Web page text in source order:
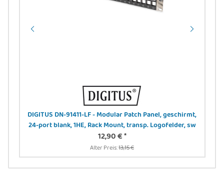
DIGITUS DN-91411-LF - Modular Patch Panel, geschirmt,
24-port blank, 1HE, Rack Mount, transp. Logofelder, sw
12,90 €*
Alter Preis:13,15 €